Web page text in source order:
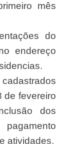
mês
do
endereço
de fevereiro
dos
atividades.